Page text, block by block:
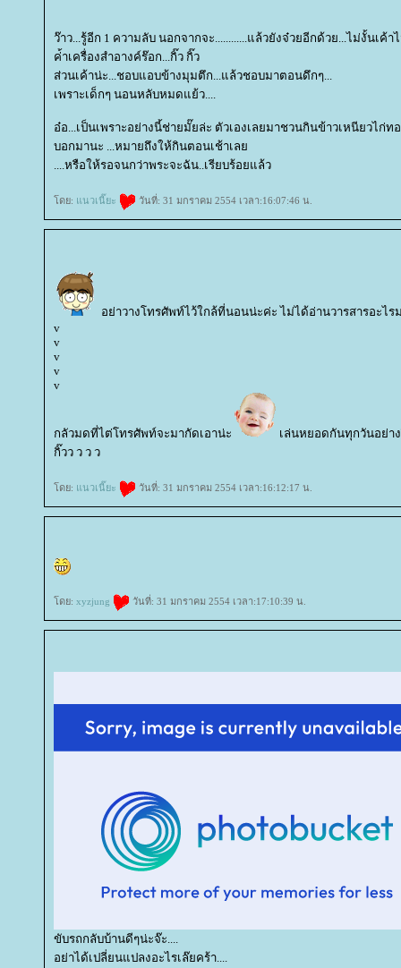
ว๊าว...รู้อีก 1 ความลับ นอกจากจะ............แล้วยังจ๋วยอีกด้วย...ไม่งั้นเ
ค่้าเครื่องสำอางค์ร๊อก...กิ๊ว กิ๊ว
ส่วนเค้าน่ะ...ชอบแอบข้างมุมตึก...แล้วชอบมาตอนดึกๆ...
เพราะเด็กๆ นอนหลับหมดแย้ว....
อ๋อ...เป็นเพราะอย่างนี้ช่ายมั๊ยล่ะ ตัวเองเลยมาชวนกินข้าวเหนียวไก่ท
บอกมานะ ...หมายถึงให้กินตอนเช้าเล
....หรือให้รอจนกว่าพระจะฉัน..เรียบร้อยแล้ว
ดย: นวเนี๊ยะ วันที่: 31 มกราคม 2554 เวลา:16:07:46 น.
อย่าวางโทรศัพท์ไว้ใกล้ที่นอนน่ะค่ะ ไม่ได้อ่านวารสารอะไร
v
v
v
v
v
กลัวมดที่ไต่โทรศัพท์จะมากัดเอาน่ะ
เล่นหยอดกันทุกวันอย่า
กิ๊วว ว ว ว
ดย: นวเนี๊ยะ วันที่: 31 มกราคม 2554 เวลา:16:12:17 น.
ดย: xyzjung วันที่: 31 มกราคม 2554 เวลา:17:10:39 น.
ขับรถกลับบ้านดีๆน่ะจ๊ะ....
อย่าได้เปลี่ยนแปลงอะไรเล๊ยคร้า....